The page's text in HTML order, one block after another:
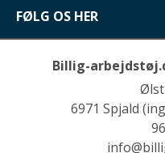
FØLG OS HER
Billig-
6971 Spjald